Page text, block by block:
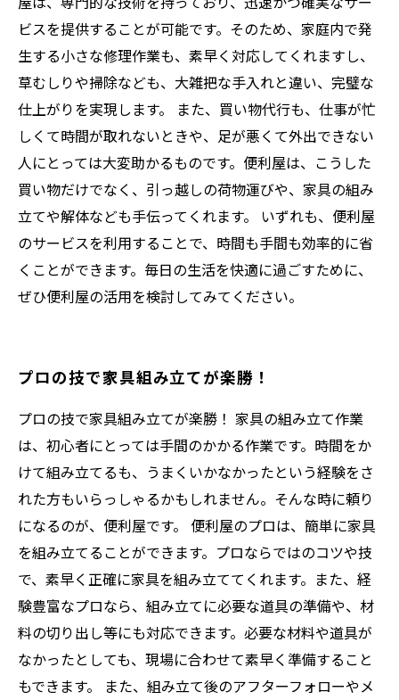
ビスを提供することが可能です。そのため、家庭内で発
生する小さな修理作業も、素早く対応してくれますし、
草むしりや掃除なども、大雑把な手入れと違い、完璧な
仕上がりを実現します。 また、買い物代行も、仕事が忙
しくて時間が取れないときや、足が悪くて外出できない
人にとっては大変助かるものです。便利屋は、こうした
買い物だけでなく、引っ越しの荷物運びや、家具の組み
立てや解体なども手伝ってくれます。 いずれも、便利屋
のサービスを利用することで、時間も手間も効率的に省
くことができます。毎日の生活を快適に過ごすために、
ぜひ便利屋の活用を検討してみてください。
プロの技で家具組み立てが楽勝！
プロの技で家具組み立てが楽勝！ 家具の組み立て作業
は、初心者にとっては手間のかかる作業です。時間をか
けて組み立てるも、うまくいかなかったという経験をさ
れた方もいらっしゃるかもしれません。そんな時に頼り
になるのが、便利屋です。 便利屋のプロは、簡単に家具
を組み立てることができます。プロならではのコツや技
で、素早く正確に家具を組み立ててくれます。また、経
験豊富なプロなら、組み立てに必要な道具の準備や、材
料の切り出し等にも対応できます。必要な材料や道具が
なかったとしても、現場に合わせて素早く準備すること
もできます。 また、組み立て後のアフターフォローやメ